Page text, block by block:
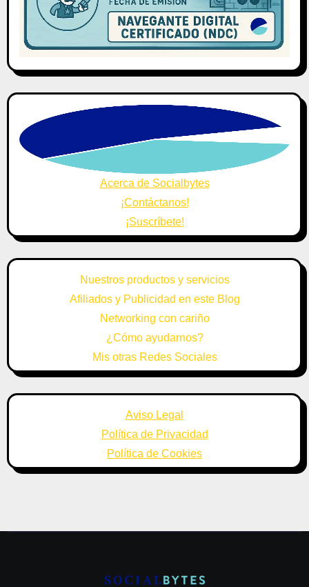
Acerca de Socialbytes
¡Contáctanos!
¡Suscríbete!
Nuestros productos y servicios
Afiliados y Publicidad en este Blog
Networking con cariño
¿Cómo ayudarnos?
Mis otras Redes Sociales
Aviso Legal
Política de Privacidad
Política de Cookies